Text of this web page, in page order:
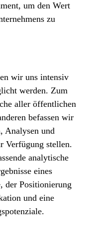
um den Wert
zu
wir uns intensiv
werden. Zum
aller öffentlichen
befassen wir
Analysen und
Verfügung stellen.
analytische
eines
der Positionierung
und eine